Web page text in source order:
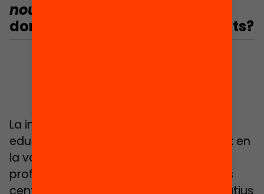
nous
donar resposta a les necessitats?
La investigadora de desigualtats
educatives
aprofundeix en
la varietat i distribució de perfils
professionals que avui formen part dels